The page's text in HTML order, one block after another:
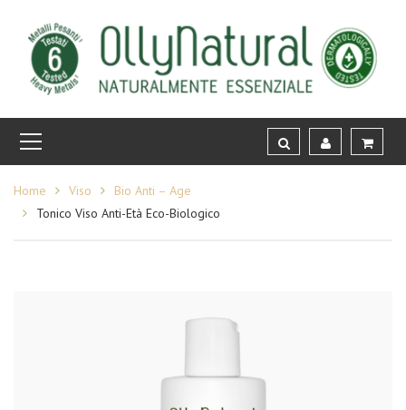
Home Viso
Bio Anti – Age
Tonico Viso Anti-Età Eco-Biologico